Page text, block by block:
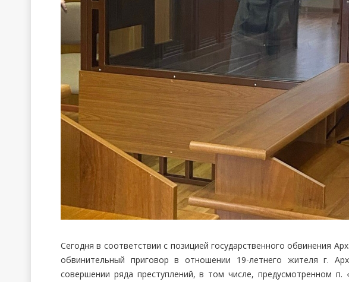
Сегодня в соответствии с позицией государственного обвинения
обвинительный приговор в отношении 19-летнего жителя г.
совершении ряда преступлений, в том числе, предусмотренном